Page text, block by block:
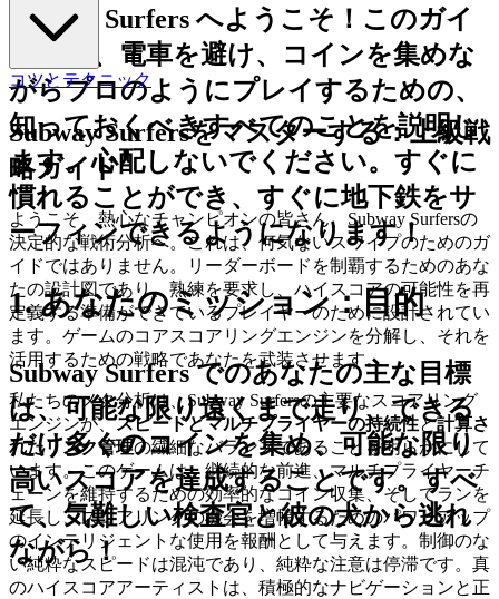
Subway Surfers へようこそ！このガイ
ドでは、電車を避け、コインを集めな
がらプロのようにプレイするための、
知っておくべきすべてのことを説明し
ます。心配しないでください。すぐに
慣れることができ、すぐに地下鉄をサ
ーフィンできるようになります！
1. あなたのミッション：目的
Subway Surfers でのあなたの主な目標
は、可能な限り遠くまで走り、できる
だけ多くのコインを集め、可能な限り
高いスコアを達成することです。すべ
て、気難しい検査官と彼の犬から逃れ
ながら！
コツとテクニック
Subway Surfersをマスターする：上級戦
略ガイド
ようこそ、熱心なチャンピオンの皆さん、Subway Surfersの
決定的な戦術分析へ。これは、何気ないスワイプのためのガ
イドではありません。リーダーボードを制覇するためのあな
たの設計図であり、熟練を要求し、ハイスコアの可能性を再
定義する準備ができているプレイヤーのために設計されてい
ます。ゲームのコアスコアリングエンジンを分解し、それを
活用するための戦略であなたを武装させます。
私たちのメタ分析は、Subway Surfersの主要なスコアリング
エンジンが、スピードとマルチプライヤーの持続性と計算さ
れたリスク管理の繊細なバランスであることを明らかにして
います。このゲームは、継続的な前進、マルチプライヤーチ
ェーンを維持するための効率的なコイン収集、そしてランを
延長し、スコアリングの機会を増幅するためのパワーアップ
のインテリジェントな使用を報酬として与えます。制御のな
い純粋なスピードは混沌であり、純粋な注意は停滞です。真
のハイスコアアーティストは、積極的なナビゲーションと正